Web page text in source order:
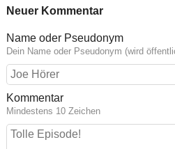
Neuer Kommentar
Name oder Pseudonym
Dein Name oder Pseudonym (wird
Kommentar
Mindestens 10 Zeichen